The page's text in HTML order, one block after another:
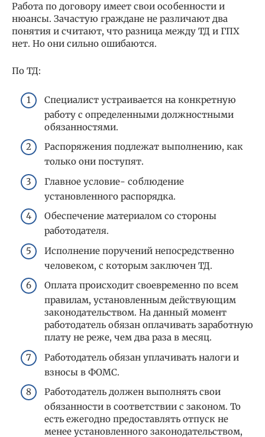
Работа по договору имеет свои особенности и
нюансы. Зачастую граждане не различают два
понятия и считают, что разница между ТД и ГПХ
нет. Но они сильно ошибаются.
По ТД:
Специалист устраивается на конкретную
работу с определенными должностными
обязанностями.
Распоряжения подлежат выполнению, как
только они поступят.
Главное условие- соблюдение
установленного распорядка.
Обеспечение материалом со стороны
работодателя.
Исполнение поручений непосредственно
человеком, с которым заключен ТД.
Оплата происходит своевременно по всем
правилам, установленным действующим
законодательством. На данный момент
работодатель обязан оплачивать заработную
плату не реже, чем два раза в месяц.
Работодатель обязан уплачивать налоги и
взносы в ФОМС.
Работодатель должен выполнять свои
обязанности в соответствии с законом. То
есть ежегодно предоставлять отпуск не
менее установленного законодательством,